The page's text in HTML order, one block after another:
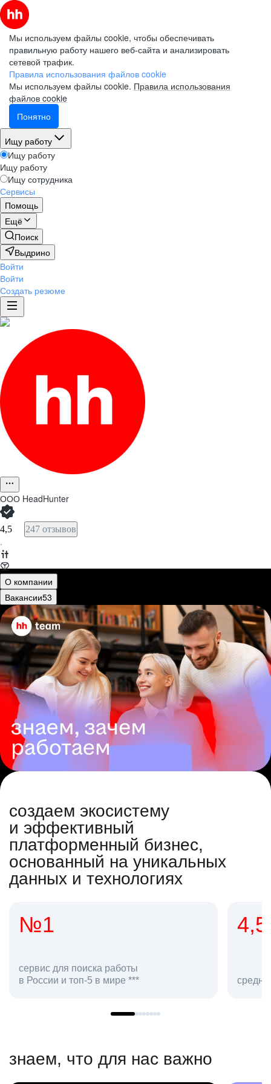
Мы используем файлы cookie, чтобы обеспечивать
правильную работу нашего веб-сайта и анализировать
сетевой трафик.
Правила использования файлов cookie
Мы используем файлы cookie. Правила использования
файлов cookie
Понятно
Ищу работу
Ищу работу
Ищу работу
Ищу сотрудника
Сервисы
Помощь
Ещё
Поиск
Выдрино
Войти
Войти
Создать резюме
ООО HeadHunter
4,5 247 отзывов
·
О компании
Вакансии53
создаем экосистему
и эффективный
платформенный бизнес,
основанный на уникальных
данных и технологиях
4,5
средняя оценка hh.ru как работодателя **
в hh.ru
знаем, что для нас важно